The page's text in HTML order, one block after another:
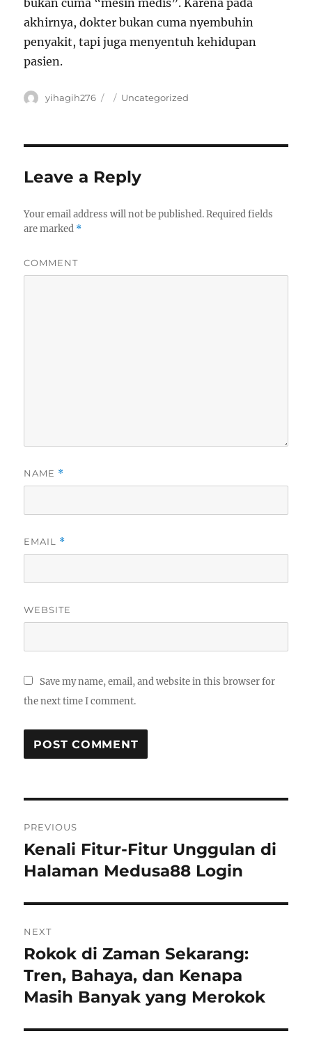
bukan cuma “mesin medis”. Karena pada
akhirnya, dokter bukan cuma nyembuhin
penyakit, tapi juga menyentuh kehidupan
pasien.
Author
yihagih276
Posted
Categories
Uncategorized
Leave a Reply
Your email address will not be published.Required fields
are marked *
COMMENT
NAME *
EMAIL *
WEBSITE
Save my name, email, and website in this browser for
the next time I comment.
navigation
PREVIOUS
Previous
post:
Kenali Fitur-Fitur Unggulan di
Halaman Medusa88 Login
NEXT
Next
post:
Rokok di Zaman Sekarang:
Tren, Bahaya, dan Kenapa
Masih Banyak yang Merokok